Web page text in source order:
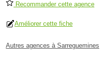
Recommander cette agence
Améliorer cette fiche
Autres agences à Sarreguemines